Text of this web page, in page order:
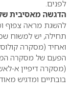
לפנים.
הדגשה מאסיבית
להשגת מראה צפוף
תחילה, יש למשוח
ואחיד (מסקרה
הפעם של מסקרה
(מסקרה דיפיין א-
בובתיים ומדגיש